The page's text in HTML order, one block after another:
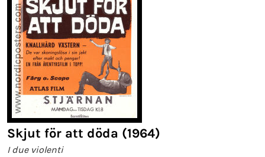
Skjut för att döda (1964)
I due violenti